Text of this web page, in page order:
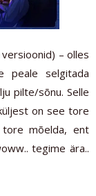
– olles
peale selgitada
pilte/sõnu. Selle
on see tore
mõelda, ent
tegime ära..